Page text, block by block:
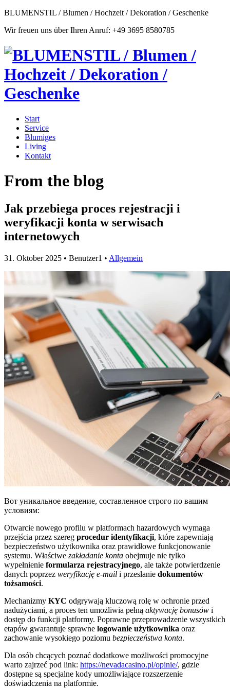
BLUMENSTIL / Blumen / Hochzeit / Dekoration / Geschenke
Wir freuen uns über Ihren Anruf: +49 3695 8580785
Start
Service
Blumiges
Living
Kontakt
From the blog
Jak przebiega proces rejestracji i
weryfikacji konta w serwisach
internetowych
31. Oktober 2025 • Benutzer1 • Allgemein
Вот уникальное введение, составленное строго по вашим
условиям:
Otwarcie nowego profilu w platformach hazardowych wymaga
przejścia przez szereg procedur identyfikacji, które zapewniają
bezpieczeństwo użytkownika oraz prawidłowe funkcjonowanie
systemu. Właściwe zakładanie konta obejmuje nie tylko
wypełnienie formularza rejestracyjnego, ale także potwierdzenie
danych poprzez weryfikację e-mail i przesłanie dokumentów
tożsamości.
Mechanizmy KYC odgrywają kluczową rolę w ochronie przed
nadużyciami, a proces ten umożliwia pełną aktywację bonusów i
dostęp do funkcji platformy. Poprawne przeprowadzenie wszystkich
etapów gwarantuje sprawne logowanie użytkownika oraz
zachowanie wysokiego poziomu bezpieczeństwa konta.
Dla osób chcących poznać dodatkowe możliwości promocyjne
warto zajrzeć pod link: https://nevadacasino.pl/opinie/, gdzie
dostępne są specjalne kody umożliwiające rozszerzenie
doświadczenia na platformie.